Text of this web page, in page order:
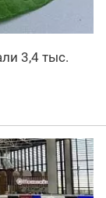
3,4 тыс.